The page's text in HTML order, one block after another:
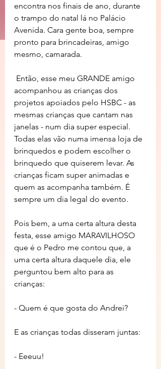
encontra nos finais de ano, durante
o trampo do natal lá no Palácio
Avenida. Cara gente boa, sempre
pronto para brincadeiras, amigo
mesmo, camarada.
acompanhou as crianças dos
projetos apoiados pelo HSBC - as
mesmas crianças que cantam nas
janelas - num dia super especial.
Todas elas vão numa imensa loja de
brinquedos e podem escolher o
brinquedo que quiserem levar. As
crianças ficam super animadas e
quem as acompanha também. É
sempre um dia legal do evento.
Pois bem, a uma certa altura desta
festa, esse amigo MARAVILHOSO
que é o Pedro me contou que, a
uma certa altura daquele dia, ele
perguntou bem alto para as
crianças:
- Quem é que gosta do Andrei?
E as crianças todas disseram juntas:
- Eeeuu!